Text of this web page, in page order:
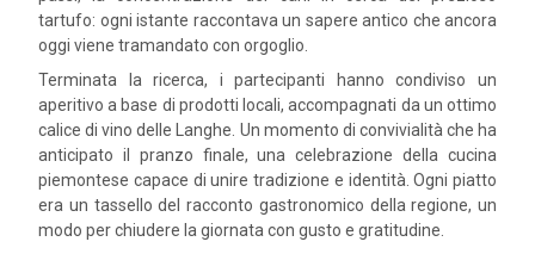
tartufo: ogni istante raccontava un sapere antico che ancora
oggi viene tramandato con orgoglio.
Terminata la ricerca, i partecipanti hanno condiviso un
aperitivo a base di prodotti locali, accompagnati da un ottimo
calice di vino delle Langhe. Un momento di convivialità che ha
anticipato il pranzo finale, una celebrazione della cucina
piemontese capace di unire tradizione e identità. Ogni piatto
era un tassello del racconto gastronomico della regione, un
modo per chiudere la giornata con gusto e gratitudine.